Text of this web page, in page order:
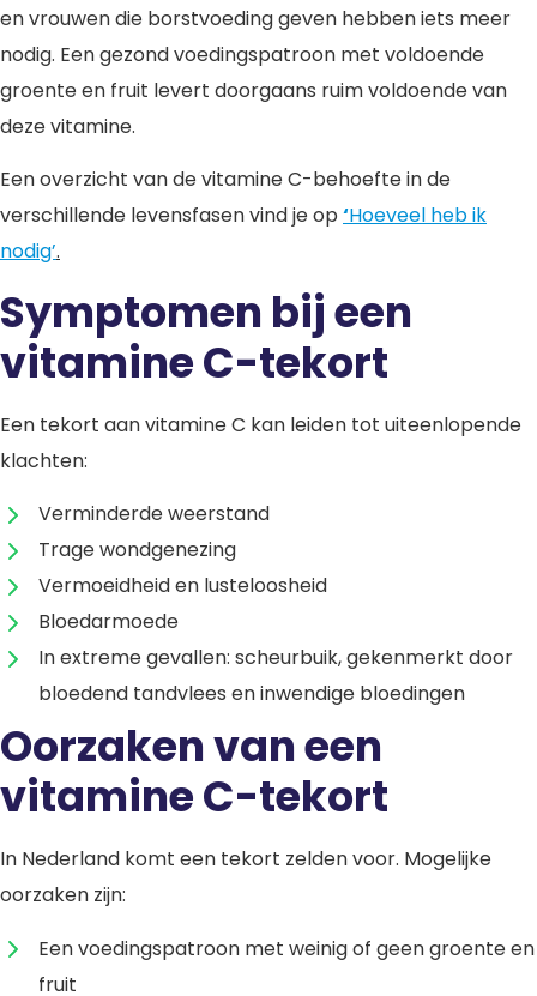
en vrouwen die borstvoeding geven hebben iets meer
nodig. Een gezond voedingspatroon met voldoende
groente en fruit levert doorgaans ruim voldoende van
deze vitamine.
Een overzicht van de vitamine C-behoefte in de
verschillende levensfasen vind je op ‘Hoeveel heb ik
nodig’.
Symptomen bij een
vitamine C-tekort
Een tekort aan vitamine C kan leiden tot uiteenlopende
klachten:
Verminderde weerstand
Trage wondgenezing
Vermoeidheid en lusteloosheid
Bloedarmoede
In extreme gevallen: scheurbuik, gekenmerkt door
bloedend tandvlees en inwendige bloedingen
Oorzaken van een
vitamine C-tekort
In Nederland komt een tekort zelden voor. Mogelijke
oorzaken zijn:
Een voedingspatroon met weinig of geen groente en
fruit